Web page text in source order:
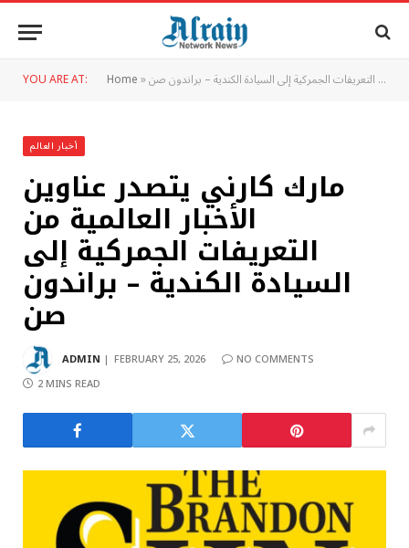
YOU ARE AT: Home»مارك كارني يتصدر عناوين الأخبار العالمية من التعريفات الجمركية إلى السيادة الكندية – براندون صن
أخبار العالم
مارك كارني يتصدر عناوين
الأخبار العالمية من
التعريفات الجمركية إلى
السيادة الكندية – براندون
صن
ADMIN FEBRUARY 25, 2026
NO COMMENTS
2 MINS READ